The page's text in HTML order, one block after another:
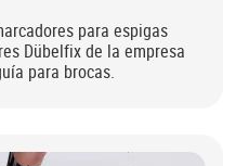
para espigas
Dübelfix de la empresa
para brocas.